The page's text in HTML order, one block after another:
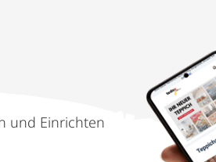
und Einrichten